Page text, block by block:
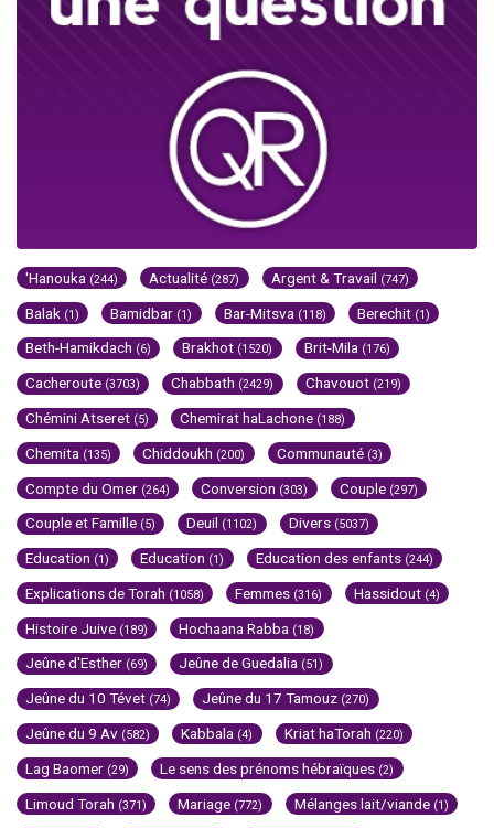
'Hanouka (244) Actualité (287) Argent & Travail (747)
Balak (1) Bamidbar (1) Bar-Mitsva (118) Berechit (1)
Beth-Hamikdach (6) Brakhot (1520) Brit-Mila (176)
Cacheroute (3703) Chabbath (2429) Chavouot (219)
Chémini Atseret (5) Chemirat haLachone (188)
Chemita (135) Chiddoukh (200) Communauté (3)
Compte du Omer (264) Conversion (303) Couple (297)
Couple et Famille (5) Deuil (1102) Divers (5037)
Education (1) Education (1) Education des enfants (244)
Explications de Torah (1058) Femmes (316) Hassidout (4)
Histoire Juive (189) Hochaana Rabba (18)
Jeûne d'Esther (69) Jeûne de Guedalia (51)
Jeûne du 10 Tévet (74) Jeûne du 17 Tamouz (270)
Jeûne du 9 Av (582) Kabbala (4) Kriat haTorah (220)
Lag Baomer (29) Le sens des prénoms hébraïques (2)
Limoud Torah (371) Mariage (772) Mélanges lait/viande (1)